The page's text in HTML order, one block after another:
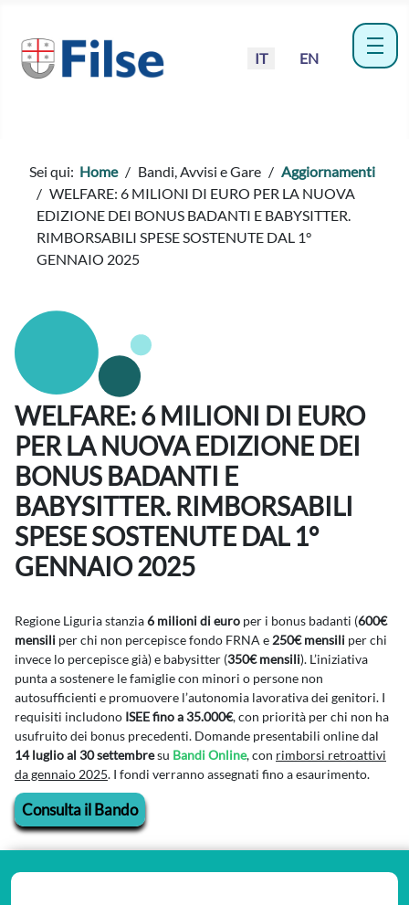
Seleziona la tua lingua
IT EN
Sei qui: Home Bandi, Avvisi e Gare
Aggiornamenti
WELFARE: 6 MILIONI DI EURO PER LA NUOVA
EDIZIONE DEI BONUS BADANTI E BABYSITTER.
RIMBORSABILI SPESE SOSTENUTE DAL 1°
GENNAIO 2025
WELFARE: 6 MILIONI DI EURO
PER LA NUOVA EDIZIONE DEI
BONUS BADANTI E
BABYSITTER. RIMBORSABILI
SPESE SOSTENUTE DAL 1°
GENNAIO 2025
Regione Liguria stanzia6 milioni di euro per i bonus badanti (600€
mensili per chi non percepisce fondo FRNA e 250€ mensili per chi
invece lo percepisce già) e babysitter (350€ mensili). L’iniziativa
punta a sostenere le famiglie con minori o persone non
autosufficienti e promuovere l’autonomia lavorativa dei genitori. I
requisiti includono ISEE fino a 35.000€, con priorità per chi non ha
usufruito dei bonus precedenti. Domande presentabili online dal
14 luglio al 30 settembresu Bandi Online, con rimborsi retroattivi
da gennaio 2025. I fondi verranno assegnati fino a esaurimento.
Consulta il Bando